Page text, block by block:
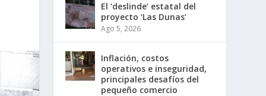
El ‘deslinde’ estatal del
proyecto ‘Las Dunas’
Ago 5, 2026
Inflación, costos
operativos e inseguridad,
principales desafíos del
pequeño comercio